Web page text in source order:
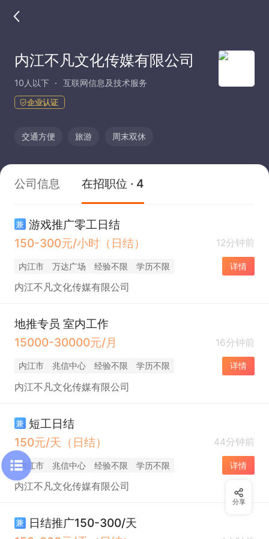
内江不凡文化传媒有限公司
10人以下 互联网信息及技术服务
企业认证
交通方便 旅游 周末双休
公司信息 在招职位 · 4
兼 游戏推广零工日结
150-300元/小时（日结）
12分钟前
内江市 万达广场 经验不限 学历不限 详情
内江不凡文化传媒有限公司
地推专员 室内工作
15000-30000元/月
16分钟前
内江市 兆信中心 经验不限 学历不限 详情
内江不凡文化传媒有限公司
兼 短工日结
150元/天（日结）
44分钟前
内江市 兆信中心 经验不限 学历不限 详情
内江不凡文化传媒有限公司
兼
日结推广150-300/天
分享